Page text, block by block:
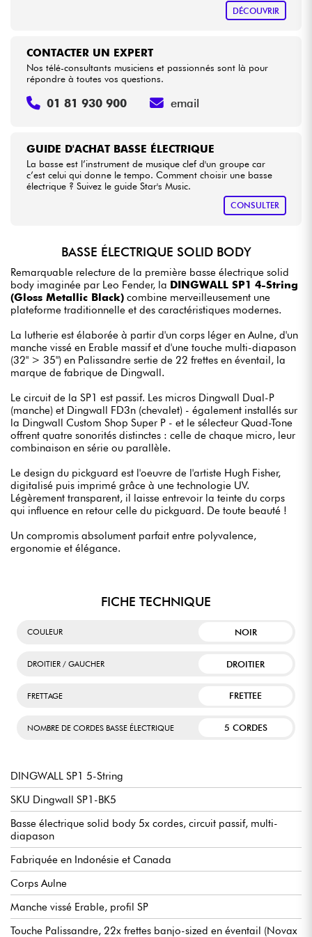
DÉCOUVRIR
GUIDE D'ACHAT BASSE ÉLECTRIQUE
La basse est l’instrument de musique clef d'un groupe car
c’est celui qui donne le tempo. Comment choisir une basse
électrique ? Suivez le guide Star's Music.
CONSULTER
CONTACTER UN EXPERT
Nos télé-consultants musiciens et passionnés sont là pour
répondre à toutes vos questions.
01 81 930 900 email
BASSE ÉLECTRIQUE SOLID BODY
Remarquable relecture de la première basse électrique solid
body imaginée par Leo Fender, la DINGWALL SP1 4-String
(Gloss Metallic Black) combine merveilleusement une
plateforme traditionnelle et des caractéristiques modernes.
La lutherie est élaborée à partir d'un corps léger en Aulne, d'un
manche vissé en Erable massif et d'une touche multi-diapason
(32" > 35") en Palissandre sertie de 22 frettes en éventail, la
marque de fabrique de Dingwall.
Le circuit de la SP1 est passif. Les micros Dingwall Dual-P
(manche) et Dingwall FD3n (chevalet) - également installés sur
la Dingwall Custom Shop Super P - et le sélecteur Quad-Tone
offrent quatre sonorités distinctes : celle de chaque micro, leur
combinaison en série ou parallèle.
Le design du pickguard est l'oeuvre de l'artiste Hugh Fisher,
digitalisé puis imprimé grâce à une technologie UV.
Légèrement transparent, il laisse entrevoir la teinte du corps
qui influence en retour celle du pickguard. De toute beauté !
Un compromis absolument parfait entre polyvalence,
ergonomie et élégance.
FICHE TECHNIQUE
COULEUR NOIR
DROITIER / GAUCHER DROITIER
FRETTAGE FRETTEE
NOMBRE DE CORDES BASSE ÉLECTRIQUE 5 CORDES
DINGWALL SP1 5-String
SKU Dingwall SP1-BK5
Basse électrique solid body 5x cordes, circuit passif, multi-
diapason
Fabriquée en Indonésie et Canada
Corps Aulne
Manche vissé Erable, profil SP
Touche Palissandre, 22x frettes banjo-sized en éventail (Novax